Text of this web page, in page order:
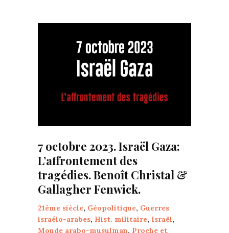
7 octobre 2023. Israël Gaza:
L’affrontement des
tragédies. Benoît Christal &
Gallagher Fenwick.
21ème siècle, Géopolitique, Guerres
israélo-arabes, Hist. militaire, Israël,
Monde arabo-musulman, Proche et